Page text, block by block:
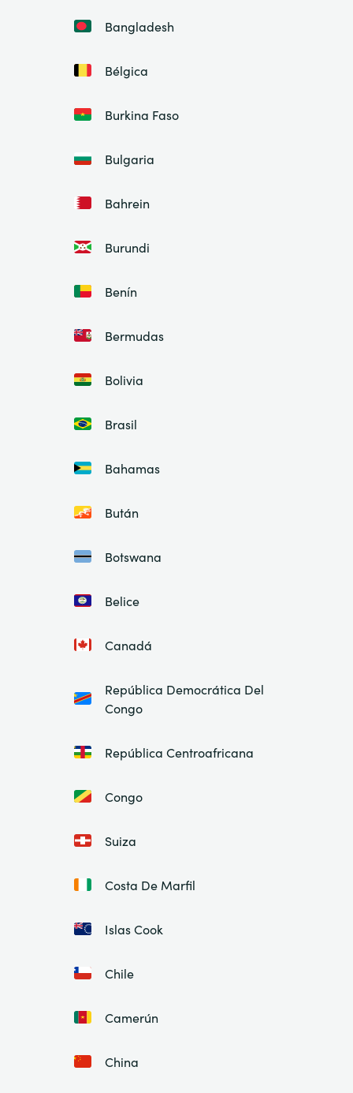
Bangladesh
Bélgica
Burkina Faso
Bulgaria
Bahrein
Burundi
Benín
Bermudas
Bolivia
Brasil
Bahamas
Bután
Botswana
Belice
Canadá
República Democrática Del
Congo
República Centroafricana
Congo
Suiza
Costa De Marfil
Islas Cook
Chile
Camerún
China